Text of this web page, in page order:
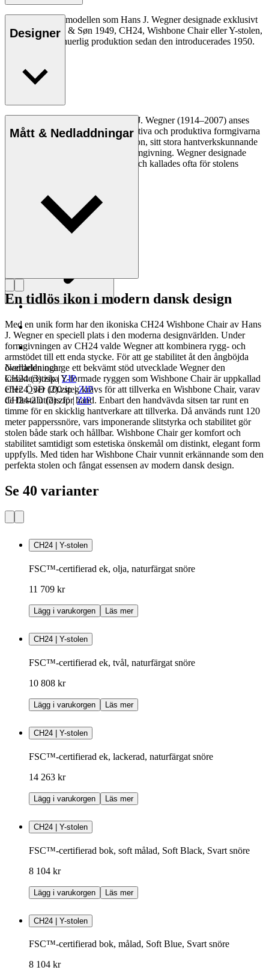
Den allra första modellen som Hans J. Wegner designade exklusivt
för Carl Hansen & Søn 1949, CH24, Wishbone Chair eller Y-stolen,
har varit i kontinuerlig produktion sedan den introducerades 1950.
Designer
Den danske möbeldesignern Hans J. Wegner (1914–2007) anses
vara en av de mest kreativa, innovativa och produktiva formgivarna
genom tiderna, känd för sin precision, sitt stora hantverkskunnande
och sin kompromisslösa syn på formgivning. Wegner designade
nästan 500 stolar under sin livstid och kallades ofta för stolens
Läs mer om Hans J. Wegner
Mått & Nedladdningar
Nedladdningar
CH24 (3).zip|ZIP
CH24_3D (2).zip|ZIP
CH24-2D (2).zip|ZIP
En tidlös ikon i modern dansk design
Med en unik form har den ikoniska CH24 Wishbone Chair av Hans
J. Wegner en speciell plats i den moderna designvärlden. Under
formgivningen av CH24 valde Wegner att kombinera rygg- och
armstödet till ett enda stycke. För att ge stabilitet åt den ångböjda
överdelen och ge ett bekvämt stöd utvecklade Wegner den
karakteristiska Y-formade ryggen som Wishbone Chair är uppkallad
efter. Över 100 steg krävs för att tillverka en Wishbone Chair, varav
de flesta utförs för hand. Enbart den handvävda sitsen tar runt en
timme för en skicklig hantverkare att tillverka. Då används runt 120
meter papperssnöre, vars imponerande slitstyrka och stabilitet gör
stolen både stark och hållbar. Wishbone Chair ger komfort och
stabilitet samtidigt som estetiska önskemål om distinkt, elegant form
uppfylls. Med tiden har Wishbone Chair vunnit erkännande som den
perfekta stolen och fångat essensen av modern dansk design.
Se 40 varianter
CH24 | Y-stolen
FSC™-certifierad ek, olja, naturfärgat snöre
11 709 kr
Lägg i varukorgen Läs mer
CH24 | Y-stolen
FSC™-certifierad ek, tvål, naturfärgat snöre
10 808 kr
Lägg i varukorgen Läs mer
CH24 | Y-stolen
FSC™-certifierad ek, lackerad, naturfärgat snöre
14 263 kr
Lägg i varukorgen Läs mer
CH24 | Y-stolen
FSC™-certifierad bok, soft målad, Soft Black, Svart snöre
8 104 kr
Lägg i varukorgen Läs mer
CH24 | Y-stolen
FSC™-certifierad bok, målad, Soft Blue, Svart snöre
8 104 kr